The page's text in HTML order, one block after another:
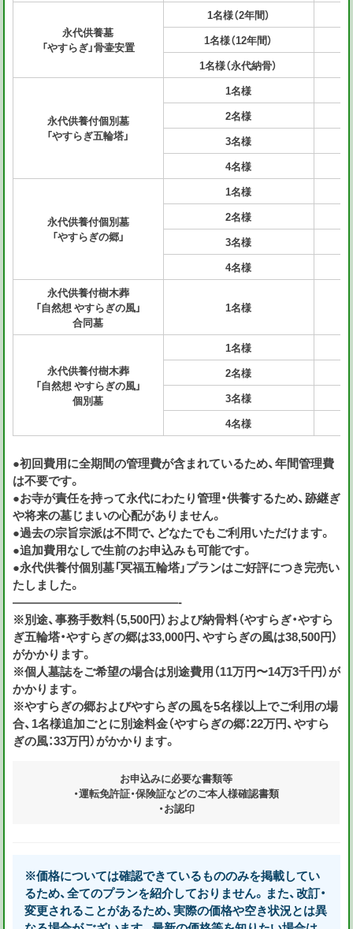
永代供養墓
「やすらぎ」骨壷安置
1名様（2年間）
1名様（12年間）
1名様（永代納骨）
永代供養付個別墓
「やすらぎ五輪塔」
1名様
2名様
3名様
4名様
永代供養付個別墓
「やすらぎの郷」
1名様
2名様
3名様
4名様
永代供養付樹木葬
「自然想 やすらぎの風」
合同墓
1名様
永代供養付樹木葬
「自然想 やすらぎの風」
個別墓
1名様
2名様
3名様
4名様
●初回費用に全期間の管理費が含まれているため、年間管理費
は不要です。
●お寺が責任を持って永代にわたり管理・供養するため、跡継ぎ
や将来の墓じまいの心配がありません。
●過去の宗旨宗派は不問で、どなたでもご利用いただけます。
●追加費用なしで生前のお申込みも可能です。
●永代供養付個別墓「冥福五輪塔」プランはご好評につき完売い
たしました。
——————————————-
※別途、事務手数料（5,500円）および納骨料（やすらぎ・やすら
ぎ五輪塔・やすらぎの郷は33,000円、やすらぎの風は38,500円）
がかかります。
※個人墓誌をご希望の場合は別途費用（11万円〜14万3千円）が
かかります。
※やすらぎの郷およびやすらぎの風を5名様以上でご利用の場
合、1名様追加ごとに別途料金（やすらぎの郷：22万円、やすら
ぎの風：33万円）がかかります。
お申込みに必要な書類等
・運転免許証・保険証などのご本人様確認書類
・お認印
※価格については確認できているもののみを掲載してい
るため、全てのプランを紹介しておりません。また、改訂・
変更されることがあるため、実際の価格や空き状況とは異